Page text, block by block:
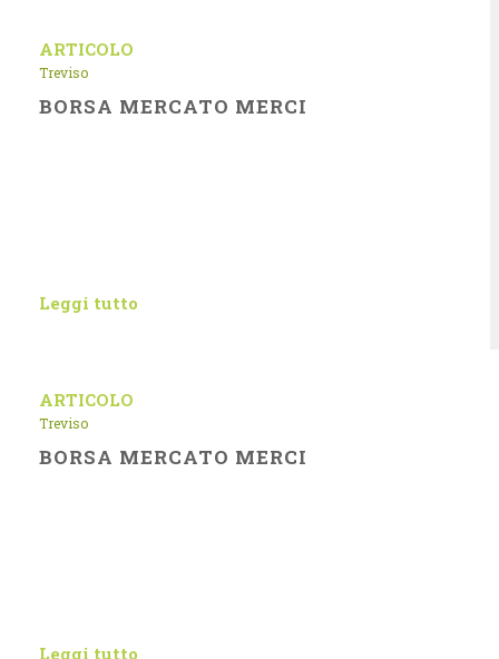
ARTICOLO
Treviso
BORSA MERCATO MERCI
Leggi tutto
ARTICOLO
Treviso
BORSA MERCATO MERCI
Leggi tutto